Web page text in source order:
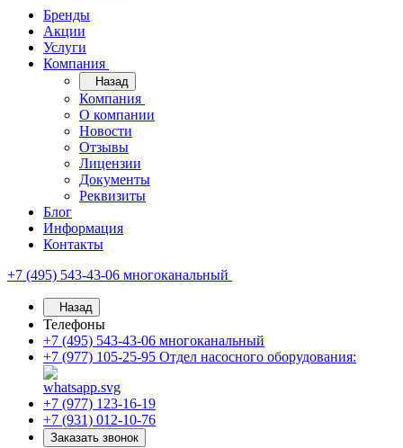
Бренды
Акции
Услуги
Компания
Назад
Компания
О компании
Новости
Отзывы
Лицензии
Документы
Реквизиты
Блог
Информация
Контакты
+7 (495) 543-43-06 многоканальный
Назад
Телефоны
+7 (495) 543-43-06 многоканальный
+7 (977) 105-25-95 Отдел насосного оборудования:
+7 (977) 123-16-19
+7 (931) 012-10-76
Заказать звонок